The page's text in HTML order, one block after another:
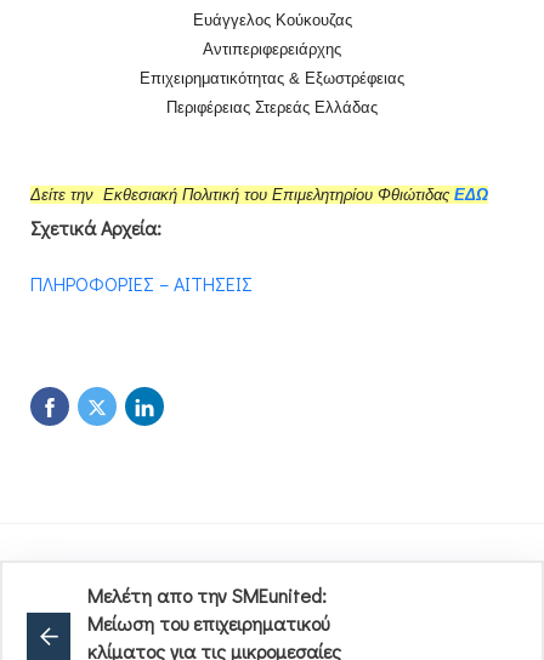
Ευάγγελος Κούκουζας
Αντιπεριφερειάρχης
Επιχειρηματικότητας & Εξωστρέφειας
Περιφέρειας Στερεάς Ελλάδας
Δείτε την Εκθεσιακή Πολιτική του Επιμελητηρίου Φθιώτιδας ΕΔΩ
Σχετικά Αρχεία:
ΠΛΗΡΟΦΟΡΙΕΣ – ΑΙΤΗΣΕΙΣ
Μελέτη απο την SMEunited:
Μείωση του επιχειρηματικού
κλίματος για τις μικρομεσαίες